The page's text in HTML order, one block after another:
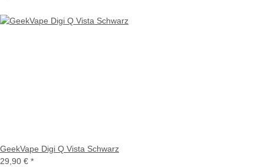
GeekVape Digi Q Vista Schwarz
29,90 € *